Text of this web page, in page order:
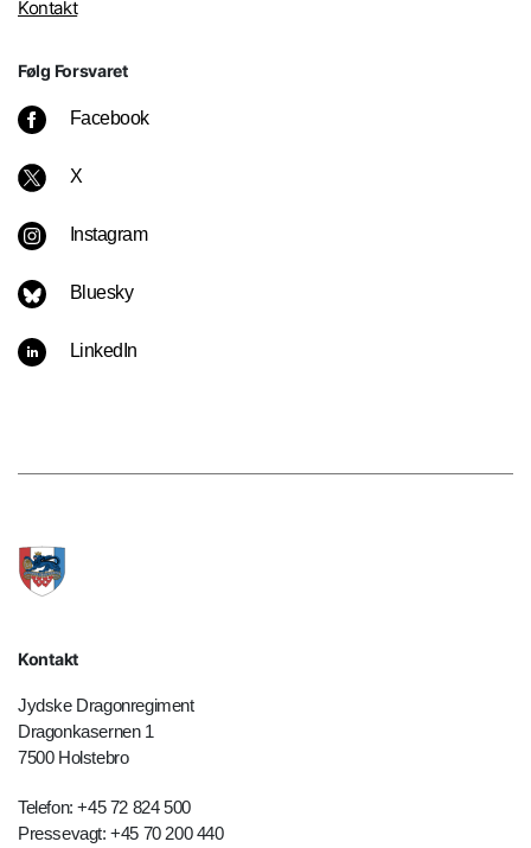
Kontakt
Følg Forsvaret
Facebook
X
Instagram
Bluesky
LinkedIn
Kontakt
Jydske Dragonregiment
Dragonkasernen 1
7500 Holstebro
Telefon: +45 72 824 500
Pressevagt: +45 70 200 440